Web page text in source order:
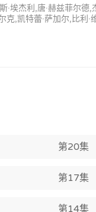
·埃杰利,唐·赫兹菲尔德,
克,凯特蕾·萨加尔,比利
第20集
第17集
第14集